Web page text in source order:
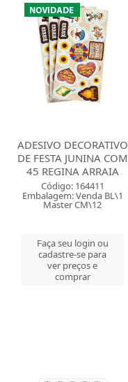
ADESIVO DECORATIVO
DE FESTA JUNINA COM
45 REGINA ARRAIA
Código: 164411
Embalagem: Venda BL\1
Master CM\12
Faça seu login ou
cadastre-se para
ver preços e
comprar